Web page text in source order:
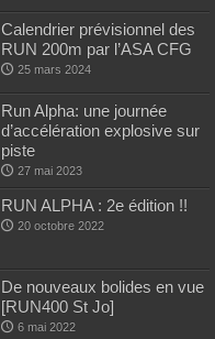
Calendrier prévisionnel des
RUN 200m par l’ASA CFG
25 mars 2024
Run Alpha: une journée
d’accélération explosive sur
piste
27 mai 2023
RUN ALPHA : 2e édition !!
20 octobre 2022
De nouveaux bolides en vue
[RUN400 St Jo]
6 mai 2022